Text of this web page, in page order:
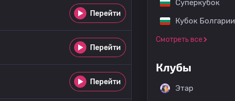
Перейти
Перейти
Перейти
Суперкубок
Кубок Болгарии
Смотреть все
Клубы
Этар